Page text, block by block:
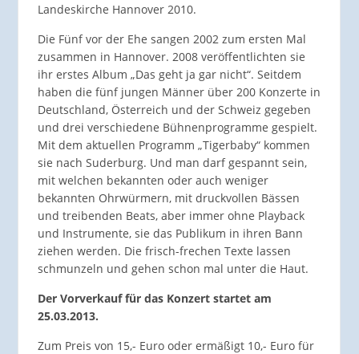
Landeskirche Hannover 2010.
Die Fünf vor der Ehe sangen 2002 zum ersten Mal
zusammen in Hannover. 2008 veröffentlichten sie
ihr erstes Album „Das geht ja gar nicht“. Seitdem
haben die fünf jungen Männer über 200 Konzerte in
Deutschland, Österreich und der Schweiz gegeben
und drei verschiedene Bühnenprogramme gespielt.
Mit dem aktuellen Programm „Tigerbaby“ kommen
sie nach Suderburg. Und man darf gespannt sein,
mit welchen bekannten oder auch weniger
bekannten Ohrwürmern, mit druckvollen Bässen
und treibenden Beats, aber immer ohne Playback
und Instrumente, sie das Publikum in ihren Bann
ziehen werden. Die frisch-frechen Texte lassen
schmunzeln und gehen schon mal unter die Haut.
Der Vorverkauf für das Konzert startet am
25.03.2013.
Zum Preis von 15,- Euro oder ermäßigt 10,- Euro für